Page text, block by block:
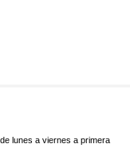
lunes a viernes a primera